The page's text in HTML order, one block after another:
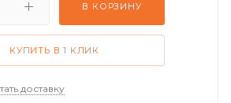
В КОРЗИНУ
КУПИТЬ В 1 КЛИК
доставку